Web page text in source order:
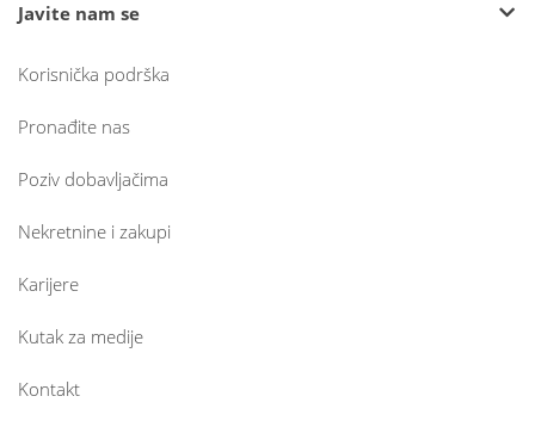
Javite nam se
Korisnička podrška
Pronađite nas
Poziv dobavljačima
Nekretnine i zakupi
Karijere
Kutak za medije
Kontakt